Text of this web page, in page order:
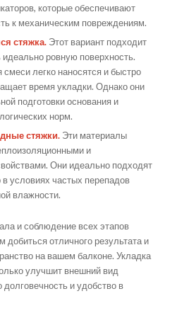
которые обеспечивают
к механическим повреждениям.
стяжка.Этот вариант подходит
идеально ровную поверхность.
легко наносятся и быстро
время укладки. Однако они
подготовки основания и
норм.
стяжки.Эти материалы
и
Они идеально подходят
условиях частых перепадов
влажности.
и соблюдение всех этапов
добиться отличного результата и
на вашем балконе. Укладка
улучшит внешний вид
долговечность и удобство в